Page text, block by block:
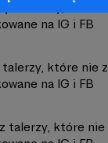
z talerzy, które
na IG i FB
talerzy, które nie
na IG i FB
talerzy, które nie